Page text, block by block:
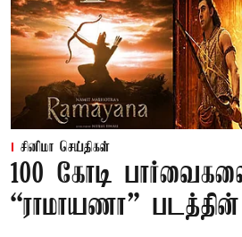
சினிமா செய்திகள்
100 கோடி
“ராமாயணா” படத்தின்